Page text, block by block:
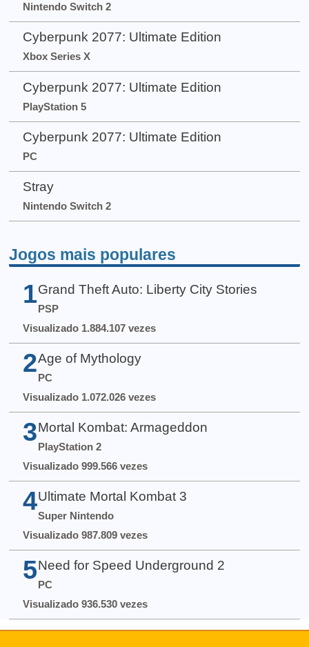
Nintendo Switch 2
Cyberpunk 2077: Ultimate Edition
Xbox Series X
Cyberpunk 2077: Ultimate Edition
PlayStation 5
Cyberpunk 2077: Ultimate Edition
PC
Stray
Nintendo Switch 2
Jogos mais populares
1 Grand Theft Auto: Liberty City Stories
PSP
Visualizado 1.884.107 vezes
2 Age of Mythology
PC
Visualizado 1.072.026 vezes
3 Mortal Kombat: Armageddon
PlayStation 2
Visualizado 999.566 vezes
4 Ultimate Mortal Kombat 3
Super Nintendo
Visualizado 987.809 vezes
5 Need for Speed Underground 2
PC
Visualizado 936.530 vezes